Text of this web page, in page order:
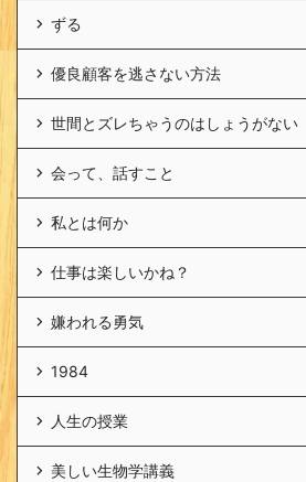
ずる
優良顧客を逃さない方法
世間とズレちゃうのはしょうがない
会って、話すこと
私とは何か
仕事は楽しいかね？
嫌われる勇気
1984
人生の授業
美しい生物学講義